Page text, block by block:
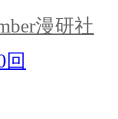
漫研社
回